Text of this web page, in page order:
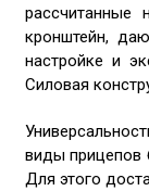
рассчитанные
кронштейн,
настройке и
Силовая
виды прицепов
Для этого